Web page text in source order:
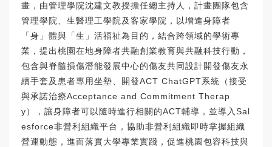
畫，由管理學院沈建文教授擔任總主持人，計畫團隊包含
管理學院、生醫理工學院及客家學院，以增進身障者
「身」體與「生」活福祉為目的，結合跨領域的學術專
業，提出桃園在地身障者共融創業教育與共融科技行動，
包含與脊髓損傷潛能發展中心的傷友共同設計開發傷友永
續手套及患者專用坐墊、開發ACT ChatGPT系統（接受
與承諾治療Acceptance and Commitment Therap
y），讓身障者可以隨時進行相關的ACT輔導，並導入Sal
esforce非營利組織平台，協助非營利組織即時掌握組織
營運動態，進而落實大學專業實踐，促進桃園包容科技與